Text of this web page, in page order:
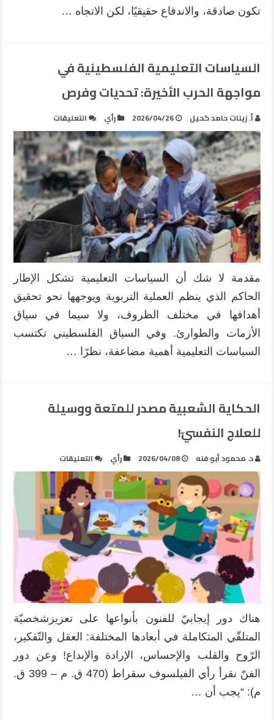
تكون صادقة، والاندفاع حقيقيًا، لكن الاتجاه …
السياسات التعليمية الفلسطينية في
مواجهة الحرب الأخيرة: تحديات وفرص
أ. زينات حامد كحيل 2026/04/26 رأي التعليقات
السياسات
التعليمية
الفلسطينية
في
مواجهة
الحرب
الأخيرة:
تحديات
وفرص
مغلقة
مقدمة لا شك أن السياسات التعليمية تشكل الإطار
الحاكم الذي ينظم العملية التربوية ويوجهها نحو تحقيق
أهدافها في مختلف الظروف، ولا سيما في سياق
الأزمات والطوارئ. وفي السياق الفلسطيني تكتسب
السياسات التعليمية أهمية مضاعفة، نظرًا …
الحكاية الشعبية مصدر للمتعة ووسيلة
للعلاج النفسيّ!
د. محمود أبو فنه 2026/04/08 رأي التعليقات
الحكاية
الشعبية
مصدر
للمتعة
ووسيلة
للعلاج
النفسيّ!
مغلقة
هناك دور إيجابيّ للفنون بأنواعها على تعزيزشخصيّة
المتلقّي المتكاملة في أبعادها المختلفة: العقل والتّفكير،
الرّوح والقلب والإحساس، الإرادة والإبداع! وعن دور
الفنّ نقرأ رأي الفيلسوف سقراط (470 ق. م – 399 ق.
م): “يجب أن …